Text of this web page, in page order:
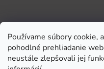
Používame súbory cookie,
pohodlné prehliadanie
neustále zlepšovali jej
Prijímame online